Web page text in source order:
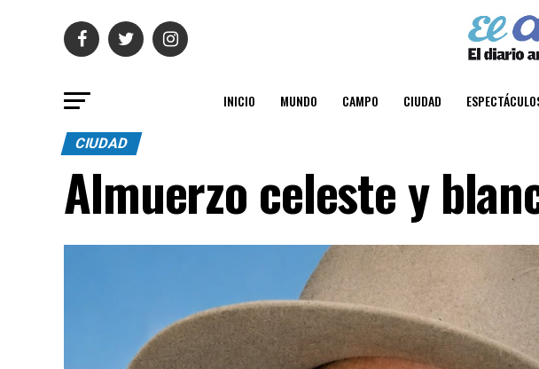
INICIO MUNDO CAMPO CIUDAD
CIUDAD
Almuerzo celeste y